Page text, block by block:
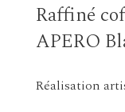
Raffiné
APERO
Réalisation